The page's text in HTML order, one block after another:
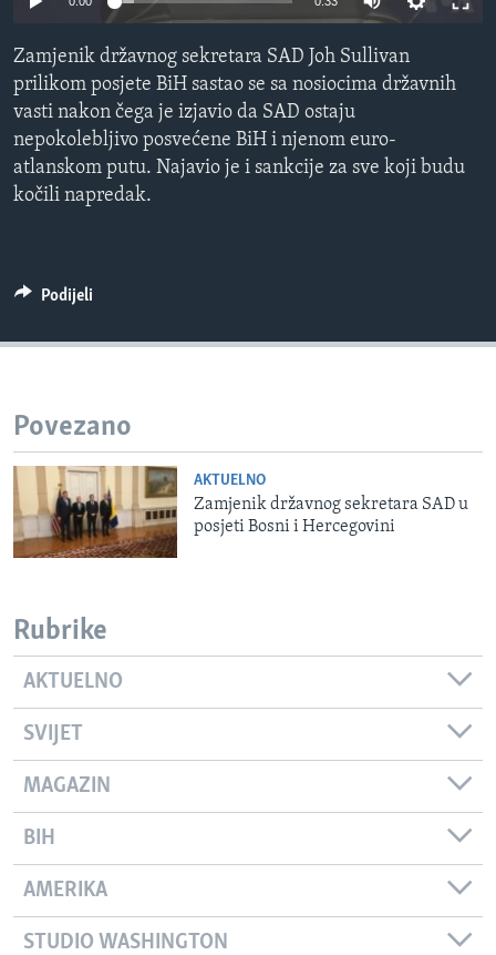
O GLASU AMERIKE
Learning English
PRATITE NAS
Jezici
Zamjenik državnog sekretara SAD Joh Sullivan
prilikom posjete BiH sastao se sa nosiocima državnih
vasti nakon čega je izjavio da SAD ostaju
nepokolebljivo posvećene BiH i njenom euro-
atlanskom putu. Najavio je i sankcije za sve koji budu
kočili napredak.
Podijeli
Povezano
AKTUELNO
Zamjenik državnog sekretara SAD u
posjeti Bosni i Hercegovini
Rubrike
AKTUELNO
SVIJET
MAGAZIN
BIH
AMERIKA
STUDIO WASHINGTON